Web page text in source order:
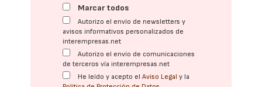
Marcar todos
Autorizo el envío de newsletters y
avisos informativos personalizados de
interempresas.net
Autorizo el envío de comunicaciones
de terceros vía interempresas.net
He leído y acepto elAviso Legal y la